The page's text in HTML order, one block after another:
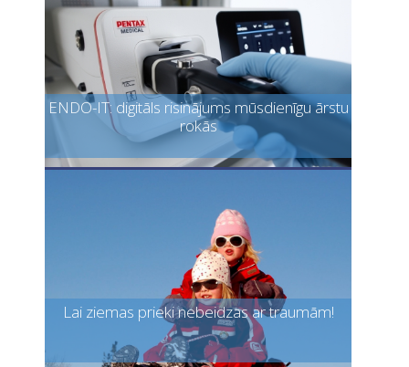
ENDO-IT: digitāls risinājums mūsdienīgu ārstu
rokās
Lai ziemas prieki nebeidzas ar traumām!